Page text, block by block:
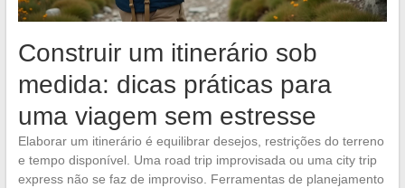
Construir um itinerário sob
medida: dicas práticas para
uma viagem sem estresse
Elaborar um itinerário é equilibrar desejos, restrições do terreno
e tempo disponível. Uma road trip improvisada ou uma city trip
express não se faz de improviso. Ferramentas de planejamento